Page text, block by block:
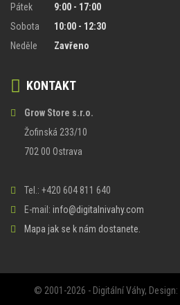
Pátek
9:00 - 17:00
Sobota
10:00 - 12:30
Neděle
Zavřeno
KONTAKT
Grow Store s.r.o.
Žofinská 233/10
702 00 Ostrava
Tel.: +420 604 811 640
E-mail: info@digitalnivahy.com
Mapa jak se k nám dostanete.
© 2001-2026 - Digitální Váhy, Design: